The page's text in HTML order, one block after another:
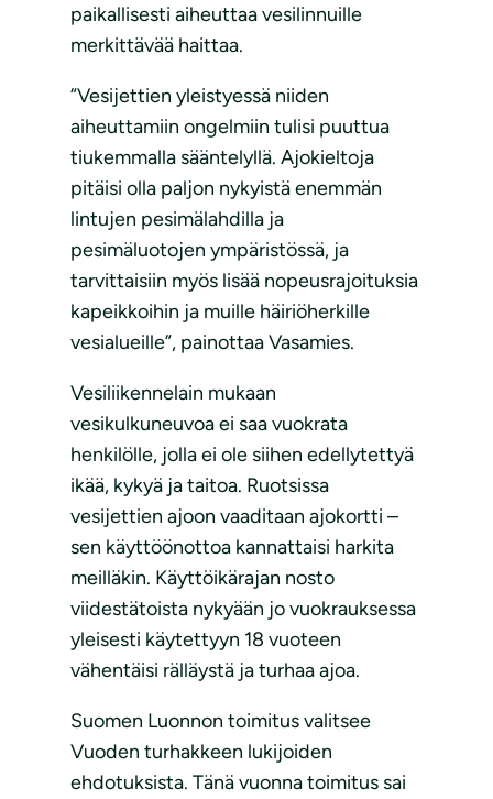
paikallisesti aiheuttaa vesilinnuille
merkittävää haittaa.
”Vesijettien yleistyessä niiden
aiheuttamiin ongelmiin tulisi puuttua
tiukemmalla sääntelyllä. Ajokieltoja
pitäisi olla paljon nykyistä enemmän
lintujen pesimälahdilla ja
pesimäluotojen ympäristössä, ja
tarvittaisiin myös lisää nopeusrajoituksia
kapeikkoihin ja muille häiriöherkille
vesialueille”, painottaa Vasamies.
Vesiliikennelain mukaan
vesikulkuneuvoa ei saa vuokrata
henkilölle, jolla ei ole siihen edellytettyä
ikää, kykyä ja taitoa. Ruotsissa
vesijettien ajoon vaaditaan ajokortti –
sen käyttöönottoa kannattaisi harkita
meilläkin. Käyttöikärajan nosto
viidestätoista nykyään jo vuokrauksessa
yleisesti käytettyyn 18 vuoteen
vähentäisi rälläystä ja turhaa ajoa.
Suomen Luonnon toimitus valitsee
Vuoden turhakkeen lukijoiden
ehdotuksista. Tänä vuonna toimitus sai